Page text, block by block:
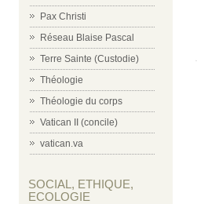
Pax Christi
Réseau Blaise Pascal
Terre Sainte (Custodie)
Théologie
Théologie du corps
Vatican II (concile)
vatican.va
SOCIAL, ETHIQUE,
ECOLOGIE